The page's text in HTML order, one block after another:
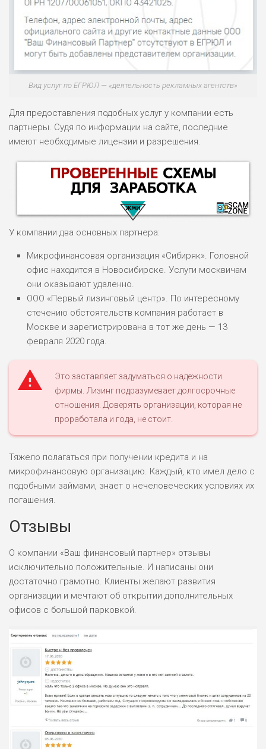
Вид услуг по ЕГРЮЛ — «деятельность рекламных агентств»
Для предоставления подобных услуг у компании есть
партнеры. Судя по информации на сайте, последние
имеют необходимые лицензии и разрешения.
НАЗВАНИЕ
ВСЕМ
БЮДЖЕТ: ВЫСОКИЙ
ЛЮБИТЕЛЯ
М СТАВОК
ДОХОД: ВЫСОКИЙ
БЮДЖЕТ: НИЗКИЙ
ОБЗОР
РИСКИ: НИЗКИЕ
БЮДЖЕТ: НИЗКИЙ
ОБЗОР
ПОДОЙДЕТ
ВСЕМ
ДОХОД: СРЕДНИЙ
БЮДЖЕТ: НИЗКИЙ
У компании два основных партнера:
Микрофинансовая организация «Сибиряк». Головной
офис находится в Новосибирске. Услуги москвичам
они оказывают удаленно.
ООО «Первый лизинговый центр». По интересному
стечению обстоятельств компания работает в
Москве и зарегистрирована в тот же день — 13
февраля 2020 года.
Это заставляет задуматься о надежности
фирмы. Лизинг подразумевает долгосрочные
отношения. Доверять организации, которая не
проработала и года, не стоит.
Тяжело полагаться при получении кредита и на
микрофинансовую организацию. Каждый, кто имел дело с
подобными займами, знает о нечеловеческих условиях их
погашения.
Отзывы
О компании «Ваш финансовый партнер» отзывы
исключительно положительные. И написаны они
достаточно грамотно. Клиенты желают развития
организации и мечтают об открытии дополнительных
офисов с большой парковкой.